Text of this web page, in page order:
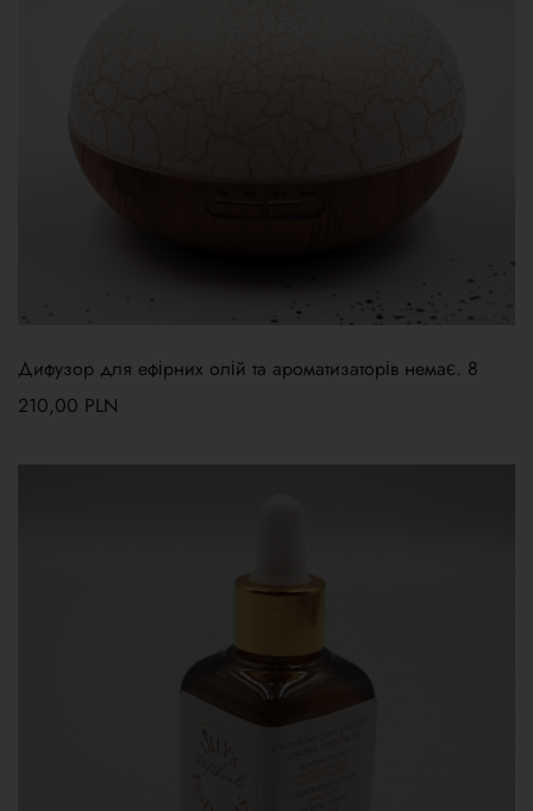
Дифузор для ефірних олій та ароматизаторів немає. 8
210,00 PLN